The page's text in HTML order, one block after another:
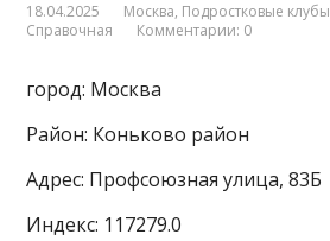
18.04.2025 Москва, Подростковые клубы
Справочная
Комментарии: 0
город: Москва
Район: Коньково район
Адрес: Профсоюзная улица, 83Б
Индекс: 117279.0